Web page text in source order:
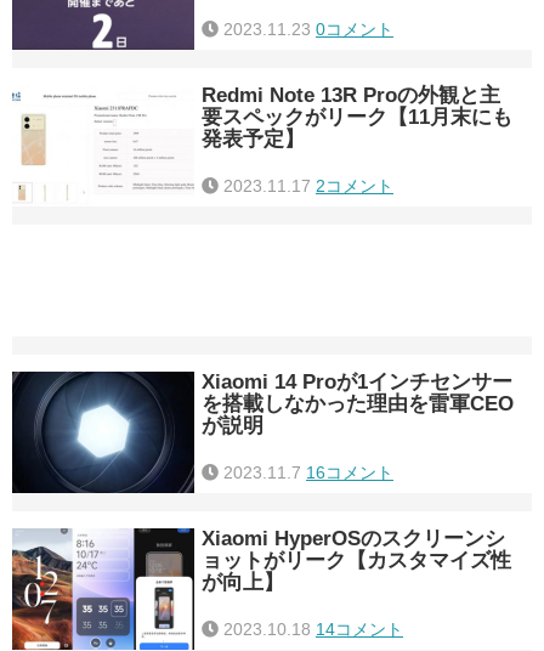
2023.11.23 0コメント
Redmi Note 13R Proの外観と主
要スペックがリーク【11月末にも
発表予定】
2023.11.17 2コメント
Xiaomi 14 Proが1インチセンサー
を搭載しなかった理由を雷軍CEO
が説明
2023.11.7 16コメント
Xiaomi HyperOSのスクリーンシ
ョットがリーク【カスタマイズ性
が向上】
2023.10.18 14コメント